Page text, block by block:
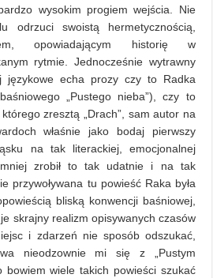
wysokim progiem wejścia. Nie
odrzuci swoistą hermetycznością,
opowiadającym historię w
rytmie. Jednocześnie wytrawny
językowe echa prozy czy to Radka
„Pustego nieba”), czy to
zresztą „Drach”, sam autor na
właśnie jako bodaj pierwszy
na tak literackiej, emocjonalnej
zrobił to tak udatnie i na tak
przywoływana tu powieść Raka była
bliską konwencji baśniowej,
skrajny realizm opisywanych czasów
i zdarzeń nie sposób odszukać,
nieodzownie mi się z „Pustym
bowiem wiele takich powieści szukać